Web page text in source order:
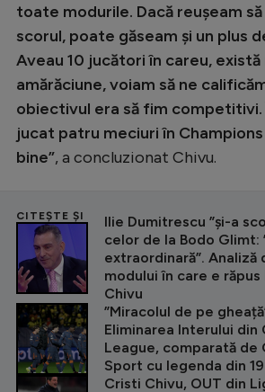
toate modurile. Dacă reușeam
scorul, poate găseam și un plus
Aveau 10 jucători în careu,
amărăciune, voiam să ne
obiectivul era să fim competitivi.
jucat patru meciuri în
bine​”, a concluzionat Chivu.
CITEȘTE ȘI
Ilie Dumitrescu ”și-a
celor de la Bodo Glimt:
extraordinară”. Analiză
modului în care e
Chivu
”Miracolul de pe
Eliminarea Interului din
League, comparată
Sport cu legenda din
Cristi Chivu, OUT din